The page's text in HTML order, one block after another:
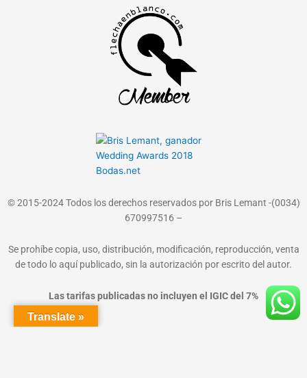
© 2015-2024 Todos los derechos reservados por Bris Lemant -(0034)
670997516 –
Se prohíbe copia, uso, distribución, modificación, reproducción, venta
de todo lo aquí publicado, sin la autorización por escrito del autor.
Las tarifas publicadas no incluyen el IGIC del 7%
Translate »